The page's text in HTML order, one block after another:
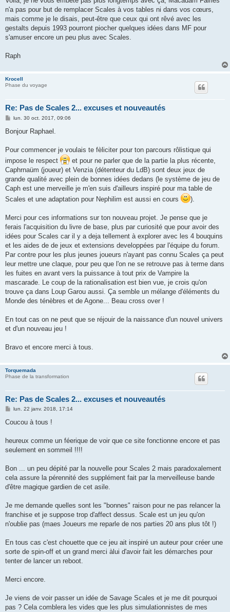
n'a pas pour but de remplacer Scales à vos tables ni dans vos cœurs,
mais comme je le disais, peut-être que ceux qui ont rêvé avec les
gestalts depuis 1993 pourront piocher quelques idées dans MF pour
s'amuser encore un peu plus avec Scales.
Raph
Krocell
Phase du voyage
Re: Pas de Scales 2... excuses et nouveautés
M
s
g
lun. 30 oct. 2017, 09:06
Bonjour Raphael.
Pour commencer je voulais te fèliciter pour ton parcours rôlistique qui
impose le respect
et pour ne parler que de la partie la plus récente,
Caphrnaüm (joueur) et Venzia (détenteur du LdB) sont deux jeux de
grande qualité avec plein de bonnes idées dedans (le système de jeu de
Caph est une merveille je m'en suis d'ailleurs inspiré pour ma table de
Scales et une adaptation pour Nephilim est aussi en cours
).
Merci pour ces informations sur ton nouveau projet. Je pense que je
ferais l'acquisition du livre de base, plus par curiosité que pour avoir des
idées pour Scales car il y a deja tellement à explorer avec les 4 bouquins
et les aides de de jeux et extensions developpées par l'équipe du forum.
Par contre pour les plus jeunes joueurs n'ayant pas connu Scales ça peut
leur mettre une claque, pour peu que l'on ne se retrouve pas à terme dans
les fuites en avant vers la puissance à tout prix de Vampire la
mascarade. Le coup de la rationalisation est bien vue, je crois qu'on
trouve ça dans Loup Garou aussi. Ça semble un mélange d'éléments du
Monde des ténèbres et de Agone... Beau cross over !
En tout cas on ne peut que se réjouir de la naissance d'un nouvel univers
et d'un nouveau jeu !
Bravo et encore merci à tous.
Torquemada
Phase de la transformation
Re: Pas de Scales 2... excuses et nouveautés
M
s
g
lun. 22 janv. 2018, 17:14
Coucou à tous !
heureux comme un féerique de voir que ce site fonctionne encore et pas
seulement en sommeil !!!!
Bon ... un peu dépité par la nouvelle pour Scales 2 mais paradoxalement
cela assure la pérennité des supplément fait par la merveilleuse bande
d'être magique gardien de cet asile.
Je me demande quelles sont les "bonnes" raison pour ne pas relancer la
franchise et je suppose trop d'affect dessus. Scale est un jeu qu'on
n'oublie pas (maes Joueurs me reparle de nos parties 20 ans plus tôt !)
En tous cas c'est chouette que ce jeu ait inspiré un auteur pour créer une
sorte de spin-off et un grand merci àlui d'avoir fait les démarches pour
tenter de lancer un reboot.
Merci encore.
Je viens de voir passer un idée de Savage Scales et je me dit pourquoi
pas ? Cela comblera les vides que les plus simulationnistes de mes